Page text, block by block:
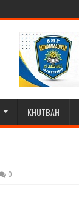
KHUTBAH
0